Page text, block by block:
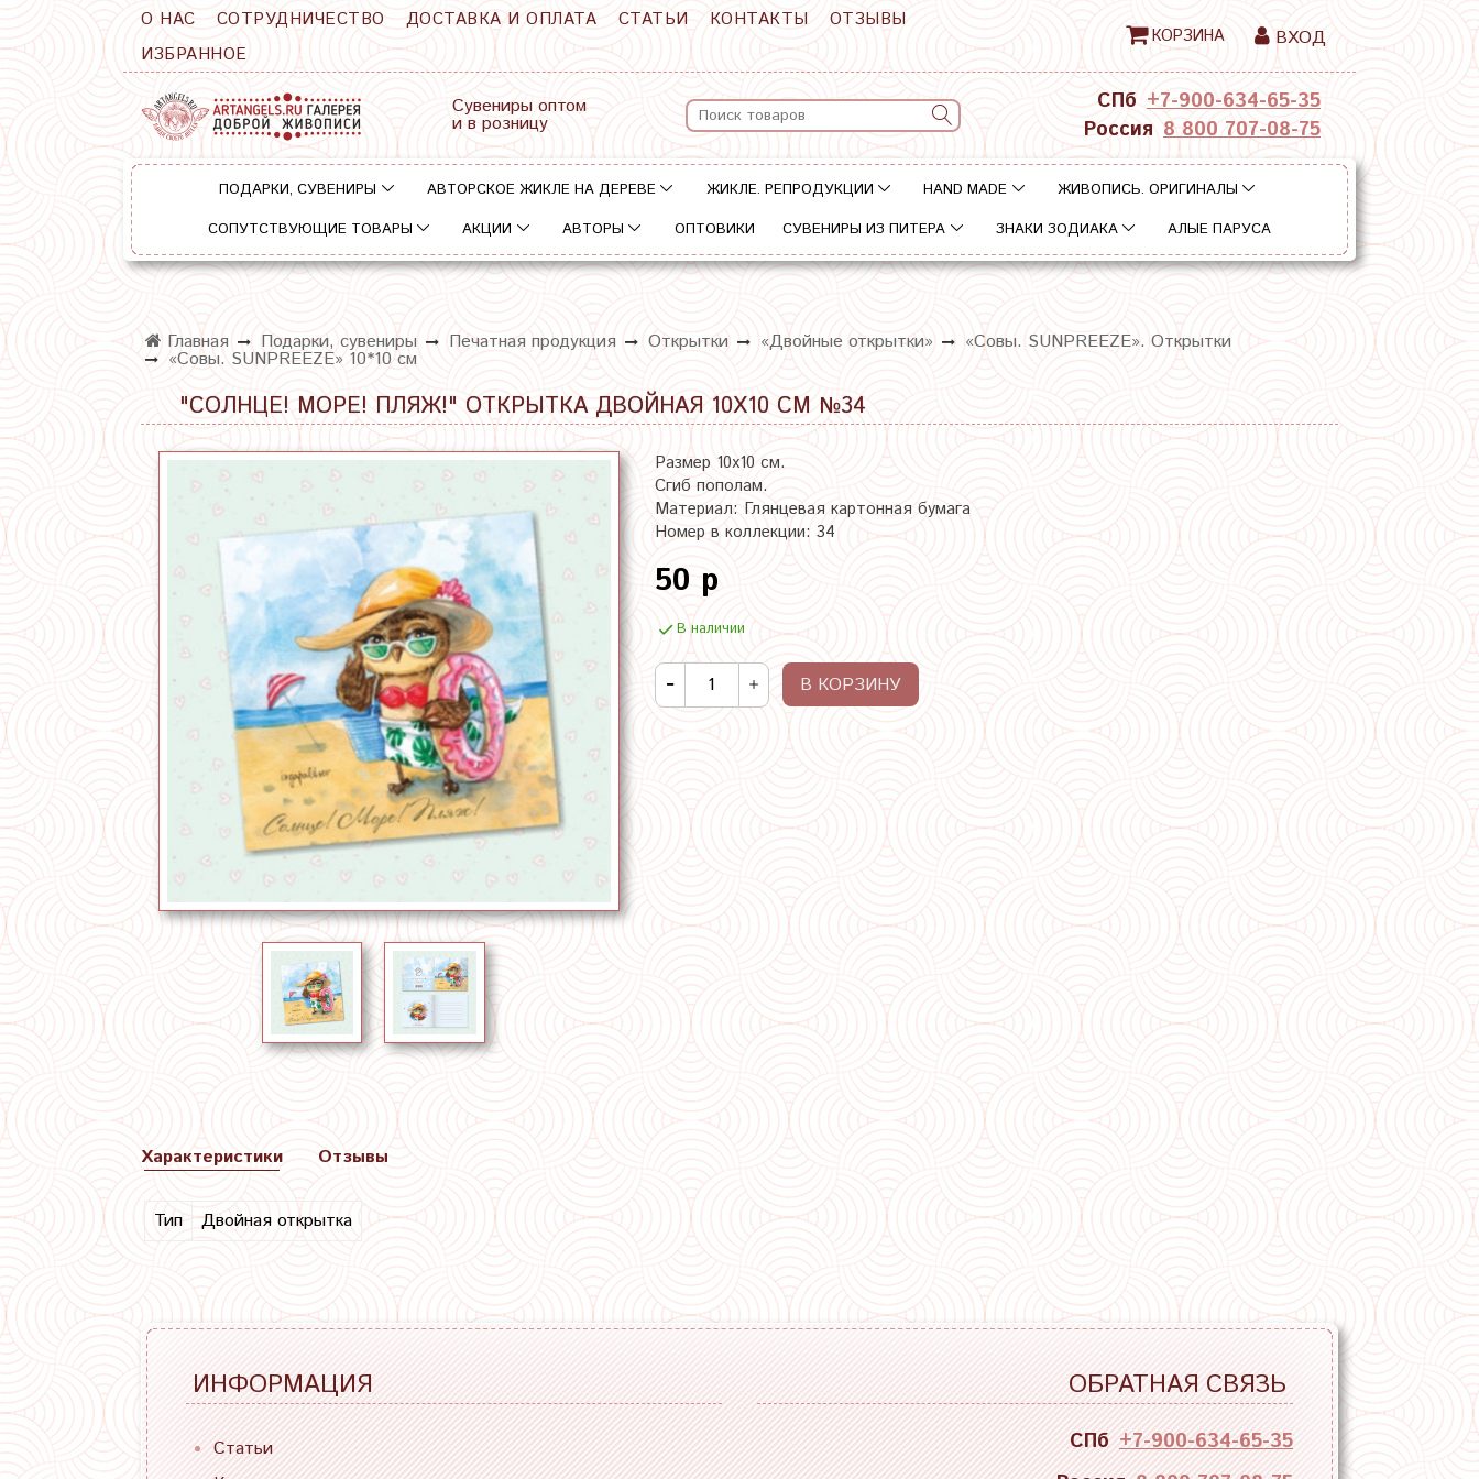
О НАС СОТРУДНИЧЕСТВО ДОСТАВКА И ОПЛАТА СТАТЬИ КОНТАКТЫ
ОТЗЫВЫ
ИЗБРАННОЕ
КОРЗИНА ВХОД
Сувениры оптом
и в розницу
СПб +7-900-634-65-35
Россия 8 800 707-08-75
ПОДАРКИ, СУВЕНИРЫ АВТОРСКОЕ ЖИКЛЕ НА ДЕРЕВЕ ЖИКЛЕ. РЕПРОДУКЦИИ HAND MADE
ЖИВОПИСЬ. ОРИГИНАЛЫ
СОПУТСТВУЮЩИЕ ТОВАРЫ
АКЦИИ АВТОРЫ ОПТОВИКИ СУВЕНИРЫ ИЗ ПИТЕРА ЗНАКИ ЗОДИАКА АЛЫЕ ПАРУСА
Главная Подарки, сувениры Печатная продукция Открытки «Двойные открытки» «Совы. SUNPREEZE». Открытки
«Совы. SUNPREEZE» 10*10 см
"СОЛНЦЕ! МОРЕ! ПЛЯЖ!" ОТКРЫТКА ДВОЙНАЯ 10Х10 СМ №34
Размер 10х10 см.
Сгиб пополам.
Материал: Глянцевая картонная бумага
Номер в коллекции: 34
50 р
В наличии
В КОРЗИНУ
Характеристики
Тип Двойная открытка
Отзывы
ИНФОРМАЦИЯ
Статьи
ОБРАТНАЯ СВЯЗЬ
СПб +7-900-634-65-35